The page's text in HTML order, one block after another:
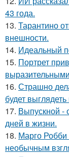
43 года.
13. Тарантино
внешности.
14. Идеальный
15. Портрет
16. Страшно
будет
17. Выпускной -
дней в жизни.
18. Марго
необычным